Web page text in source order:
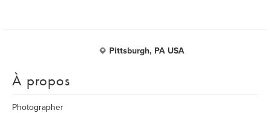
Pittsburgh, PA USA
À propos
Photographer